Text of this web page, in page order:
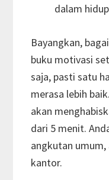
dalam
Bayangkan,
buku motivasi
saja, pasti satu
merasa lebih
akan
dari 5 menit.
angkutan
kantor.